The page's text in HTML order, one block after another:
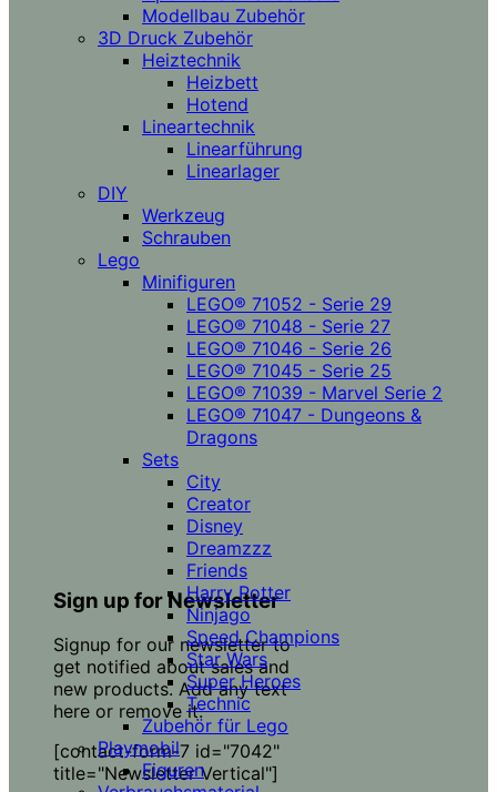
Sign up for Newsletter
Signup for our newsletter to
get notified about sales and
new products. Add any text
here or remove it.
[contact-form-7 id="7042"
title="Newsletter Vertical"]
Modellbau Zubehör
3D Druck Zubehör
Heiztechnik
Heizbett
Hotend
Lineartechnik
Linearführung
Linearlager
DIY
Werkzeug
Schrauben
Lego
Minifiguren
LEGO® 71052 - Serie 29
LEGO® 71048 - Serie 27
LEGO® 71046 - Serie 26
LEGO® 71045 - Serie 25
LEGO® 71039 - Marvel Serie 2
LEGO® 71047 - Dungeons &
Dragons
Sets
City
Creator
Disney
Dreamzzz
Friends
Harry Potter
Ninjago
Speed Champions
Star Wars
Super Heroes
Technic
Zubehör für Lego
Playmobil
Figuren